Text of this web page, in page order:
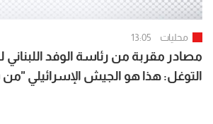
محليات 13:05
مصادر مقربة من رئاسة الوفد اللبناني
التوغل: هذا هو الجيش الإسرائيلي